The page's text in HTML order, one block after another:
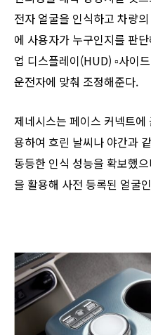
전자 얼굴을 인식하고 차량
에 사용자가 누구인지를 판
업 디스플레이(HUD) ▫︎사이
운전자에 맞춰 조정해준다.
제네시스는 페이스 커넥트
용하여 흐린 날씨나 야간과
동등한 인식 성능을 확보했
을 활용해 사전 등록된 얼굴